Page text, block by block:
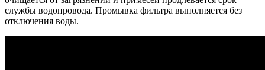
службы водопровода. Промывка фильтра выполняется без
отключения воды.